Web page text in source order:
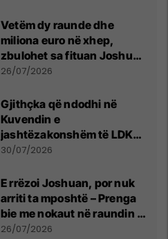
Vetëm dy raunde dhe
miliona euro në xhep,
zbulohet sa fituan Joshua
e Prenga
26/07/2026
Gjithçka që ndodhi në
Kuvendin e
jashtëzakonshëm të LDK-
së
30/07/2026
E rrëzoi Joshuan, por nuk
arriti ta mposhtë – Prenga
bie me nokaut në raundin e
dytë
26/07/2026